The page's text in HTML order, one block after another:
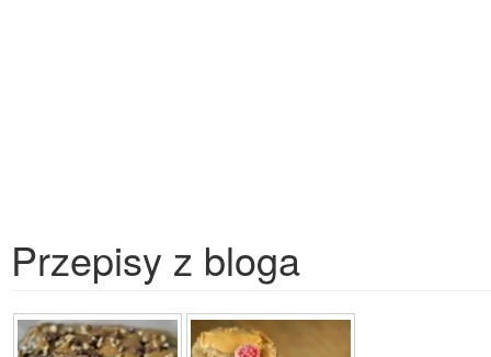
Przepisy z bloga